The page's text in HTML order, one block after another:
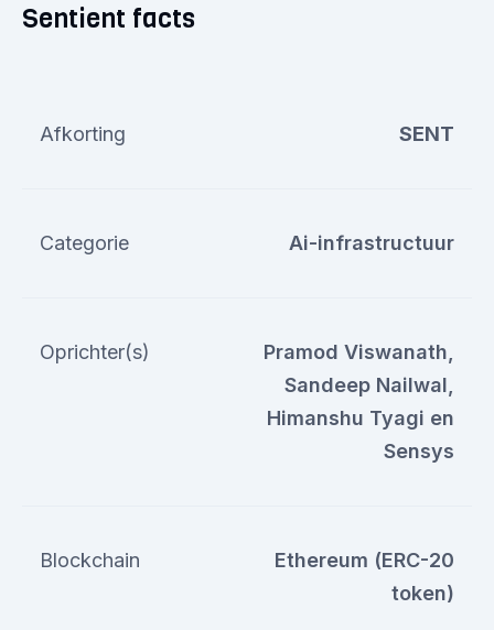
Sentient facts
Afkorting SENT
Categorie Ai-infrastructuur
Oprichter(s)
Pramod Viswanath,
Sandeep Nailwal,
Himanshu Tyagi en
Sensys
Blockchain
Ethereum (ERC-20
token)